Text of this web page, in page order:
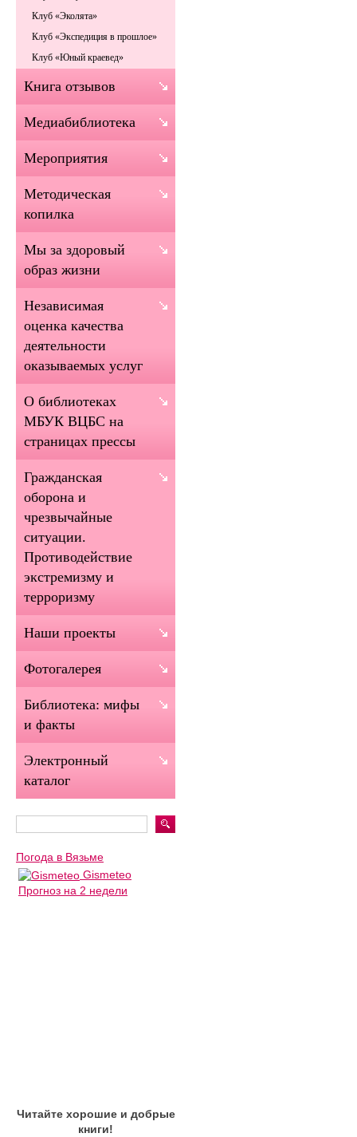
Клуб «Эколята»
Клуб «Экспедиция в прошлое»
Клуб «Юный краевед»
Книга отзывов
Медиабиблиотека
Мероприятия
Методическая
копилка
Мы за здоровый
образ жизни
Независимая
оценка качества
деятельности
оказываемых услуг
О библиотеках
МБУК ВЦБС на
страницах прессы
Гражданская
оборона и
чрезвычайные
ситуации.
Противодействие
экстремизму и
терроризму
Наши проекты
Фотогалерея
Библиотека: мифы
и факты
Электронный
каталог
Погода в Вязьме
Gismeteo
Прогноз на 2 недели
Читайте хорошие и добрые
книги!